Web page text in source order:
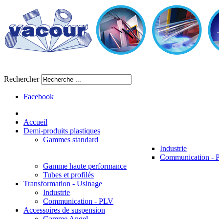
Rechercher
Facebook
Accueil
Demi-produits plastiques
Gammes standard
Industrie
Communication -
Gamme haute performance
Tubes et profilés
Transformation - Usinage
Industrie
Communication - PLV
Accessoires de suspension